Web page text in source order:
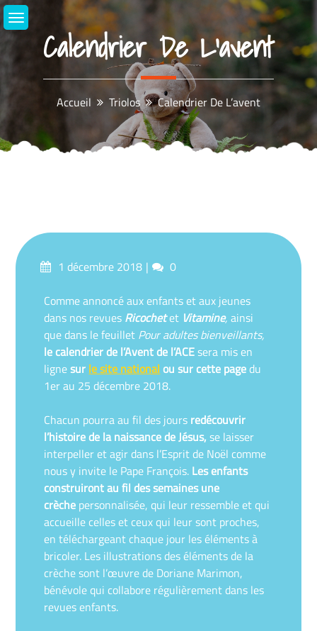
Aller
au
contenu
Calendrier De L’avent
Accueil Triolos Calendrier De L’avent
Posté1 décembre 2018 commentaires
0
Comme annoncé aux enfants et aux jeunes
dans nos revues Ricochetet Vitamine, ainsi
que dans le feuillet Pour adultes bienveillants,
le calendrier de l’Avent de l’ACEsera mis en
lignesur le site nationalou sur cette pagedu
1er au 25 décembre 2018.
Chacun pourra au fil des jours redécouvrir
l’histoire de la naissance de Jésus,se laisser
interpeller et agir dans l’Esprit de Noël comme
nous y invite le Pape François. Les enfants
construiront au fil des semaines une
crèche personnalisée, qui leur ressemble et qui
accueille celles et ceux qui leur sont proches,
en téléchargeant chaque jour les éléments à
bricoler. Les illustrations des éléments de la
crèche sont l’œuvre de Doriane Marimon,
bénévole qui collabore régulièrement dans les
revues enfants.